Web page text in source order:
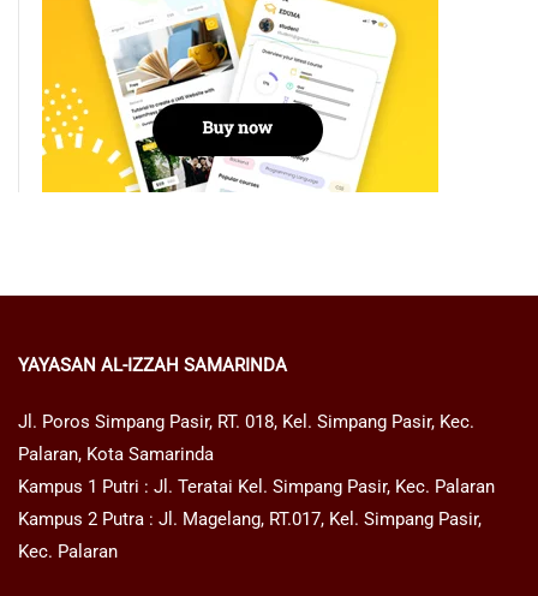
YAYASAN AL-IZZAH SAMARINDA
Jl. Poros Simpang Pasir, RT. 018, Kel. Simpang Pasir, Kec.
Palaran, Kota Samarinda
Kampus 1 Putri : Jl. Teratai Kel. Simpang Pasir, Kec. Palaran
Kampus 2 Putra : Jl. Magelang, RT.017, Kel. Simpang Pasir,
Kec. Palaran